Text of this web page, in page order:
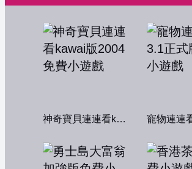
神奇寶貝連連看kawai版2004